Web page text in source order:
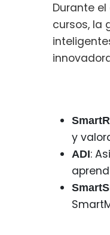
Durante
cursos, la
y
ADI: